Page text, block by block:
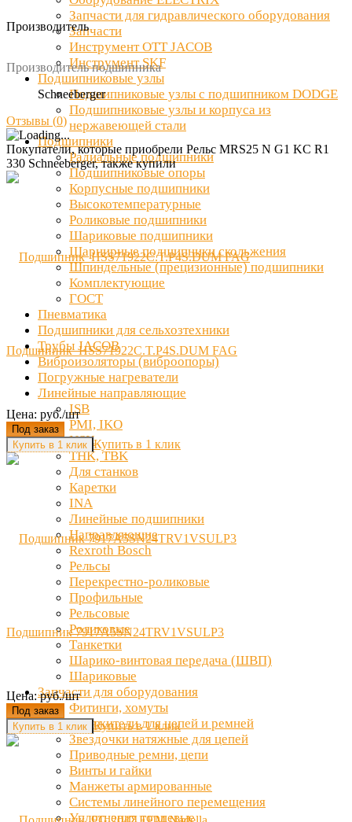
Запчасти для гидравлического оборудования
Запчасти
Инструмент OTT JACOB
Инструмент SKF
Подшипниковые узлы
Подшипниковые узлы с подшипником DODGE
Подшипниковые узлы и корпуса из
нержавеющей стали
Подшипники
Радиальные подшипники
Подшипниковые опоры
Корпусные подшипники
Высокотемпературные
Роликовые подшипники
Шариковые подшипники
Шарнирные подшипники скольжения
Шпиндельные (прецизионные) подшипники
Комплектующие
ГОСТ
Пневматика
Подшипники для сельхозтехники
Трубы JACOB
Виброизоляторы (виброопоры)
Погружные нагреватели
Линейные направляющие
ISB
PMI, IKO
NSK
THK, TBK
Для станков
Каретки
INA
Линейные подшипники
Направляющие
Rexroth Bosch
Рельсы
Перекрестно-роликовые
Профильные
Рельсовые
Роликовые
Танкетки
Шарико-винтовая передача (ШВП)
Шариковые
Запчасти для оборудования
Фитинги, хомуты
Натяжители для цепей и ремней
Звездочки натяжные для цепей
Приводные ремни, цепи
Винты и гайки
Манжеты армированные
Системы линейного перемещения
Уплотнения торцевые
Производитель
Производитель подшипника
Schneeberger
Отзывы (0)
Покупатели, которые приобрели Рельс MRS25 N G1 KC R1
330 Schneeberger, также купили
Подшипник HSS71922C.T.P4S.DUM FAG
Цена: руб./шт
Под заказ
Купить в 1 клик
Подшипник 7917A5SN24TRV1VSULP3
Цена: руб./шт
Под заказ
Купить в 1 клик